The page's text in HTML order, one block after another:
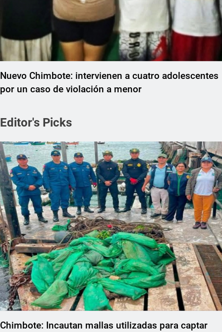
Nuevo Chimbote: intervienen a cuatro adolescentes
por un caso de violación a menor
Editor's Picks
REGIONAL
Chimbote: Incautan mallas utilizadas para captar